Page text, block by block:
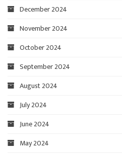
December 2024
November 2024
October 2024
September 2024
August 2024
July 2024
June 2024
May 2024